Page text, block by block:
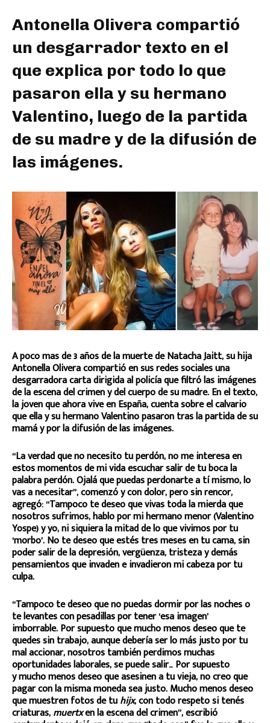
Antonella Olivera compartió
un desgarrador texto en el
que explica por todo lo que
pasaron ella y su hermano
Valentino, luego de la partida
de su madre y de la difusión de
las imágenes.
A poco mas de 3 años de la muerte de Natacha Jaitt, su hija
Antonella Olivera compartió en sus redes sociales una
desgarradora carta dirigida al policía que filtró las imágenes
de la escena del crimen y del cuerpo de su madre. En el texto,
la joven que ahora vive en España, cuenta sobre el calvario
que ella y su hermano Valentino pasaron tras la partida de su
mamá y por la difusión de las imágenes.
“La verdad que no necesito tu perdón, no me interesa en
estos momentos de mi vida escuchar salir de tu boca la
palabra perdón. Ojalá que puedas perdonarte a tí mismo, lo
vas a necesitar”, comenzó y con dolor, pero sin rencor,
agregó: “Tampoco te deseo que vivas toda la mierda que
nosotros sufrimos, hablo por mi hermano menor (Valentino
Yospe) y yo, ni siquiera la mitad de lo que vivimos por tu
‘morbo’. No te deseo que estés tres meses en tu cama, sin
poder salir de la depresión, vergüenza, tristeza y demás
pensamientos que invaden e invadieron mi cabeza por tu
culpa.
“Tampoco te deseo que no puedas dormir por las noches o
te levantes con pesadillas por tener ‘esa imagen’
imborrable. Por supuesto que mucho menos deseo que te
quedes sin trabajo, aunque debería ser lo más justo por tu
mal accionar, nosotros también perdimos muchas
oportunidades laborales, se puede salir… Por supuesto
y mucho menos deseo que asesinen a tu vieja, no creo que
pagar con la misma moneda sea justo. Mucho menos deseo
que muestren fotos de tuhijx, con todo respeto si tenés
criaturas,muertxen la escena del crimen”, escribió